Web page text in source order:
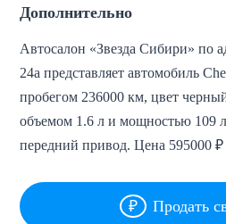
Дополнительно
Автосалон «Звезда Сибири» по
24а представляет автомобиль
пробегом 236000 км, цвет
объемом 1.6 л и мощностью 109
передний привод. Цена 595000 ₽
Продать